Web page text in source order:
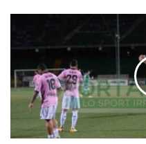
fila
Santaniello:
un
altro
club
si